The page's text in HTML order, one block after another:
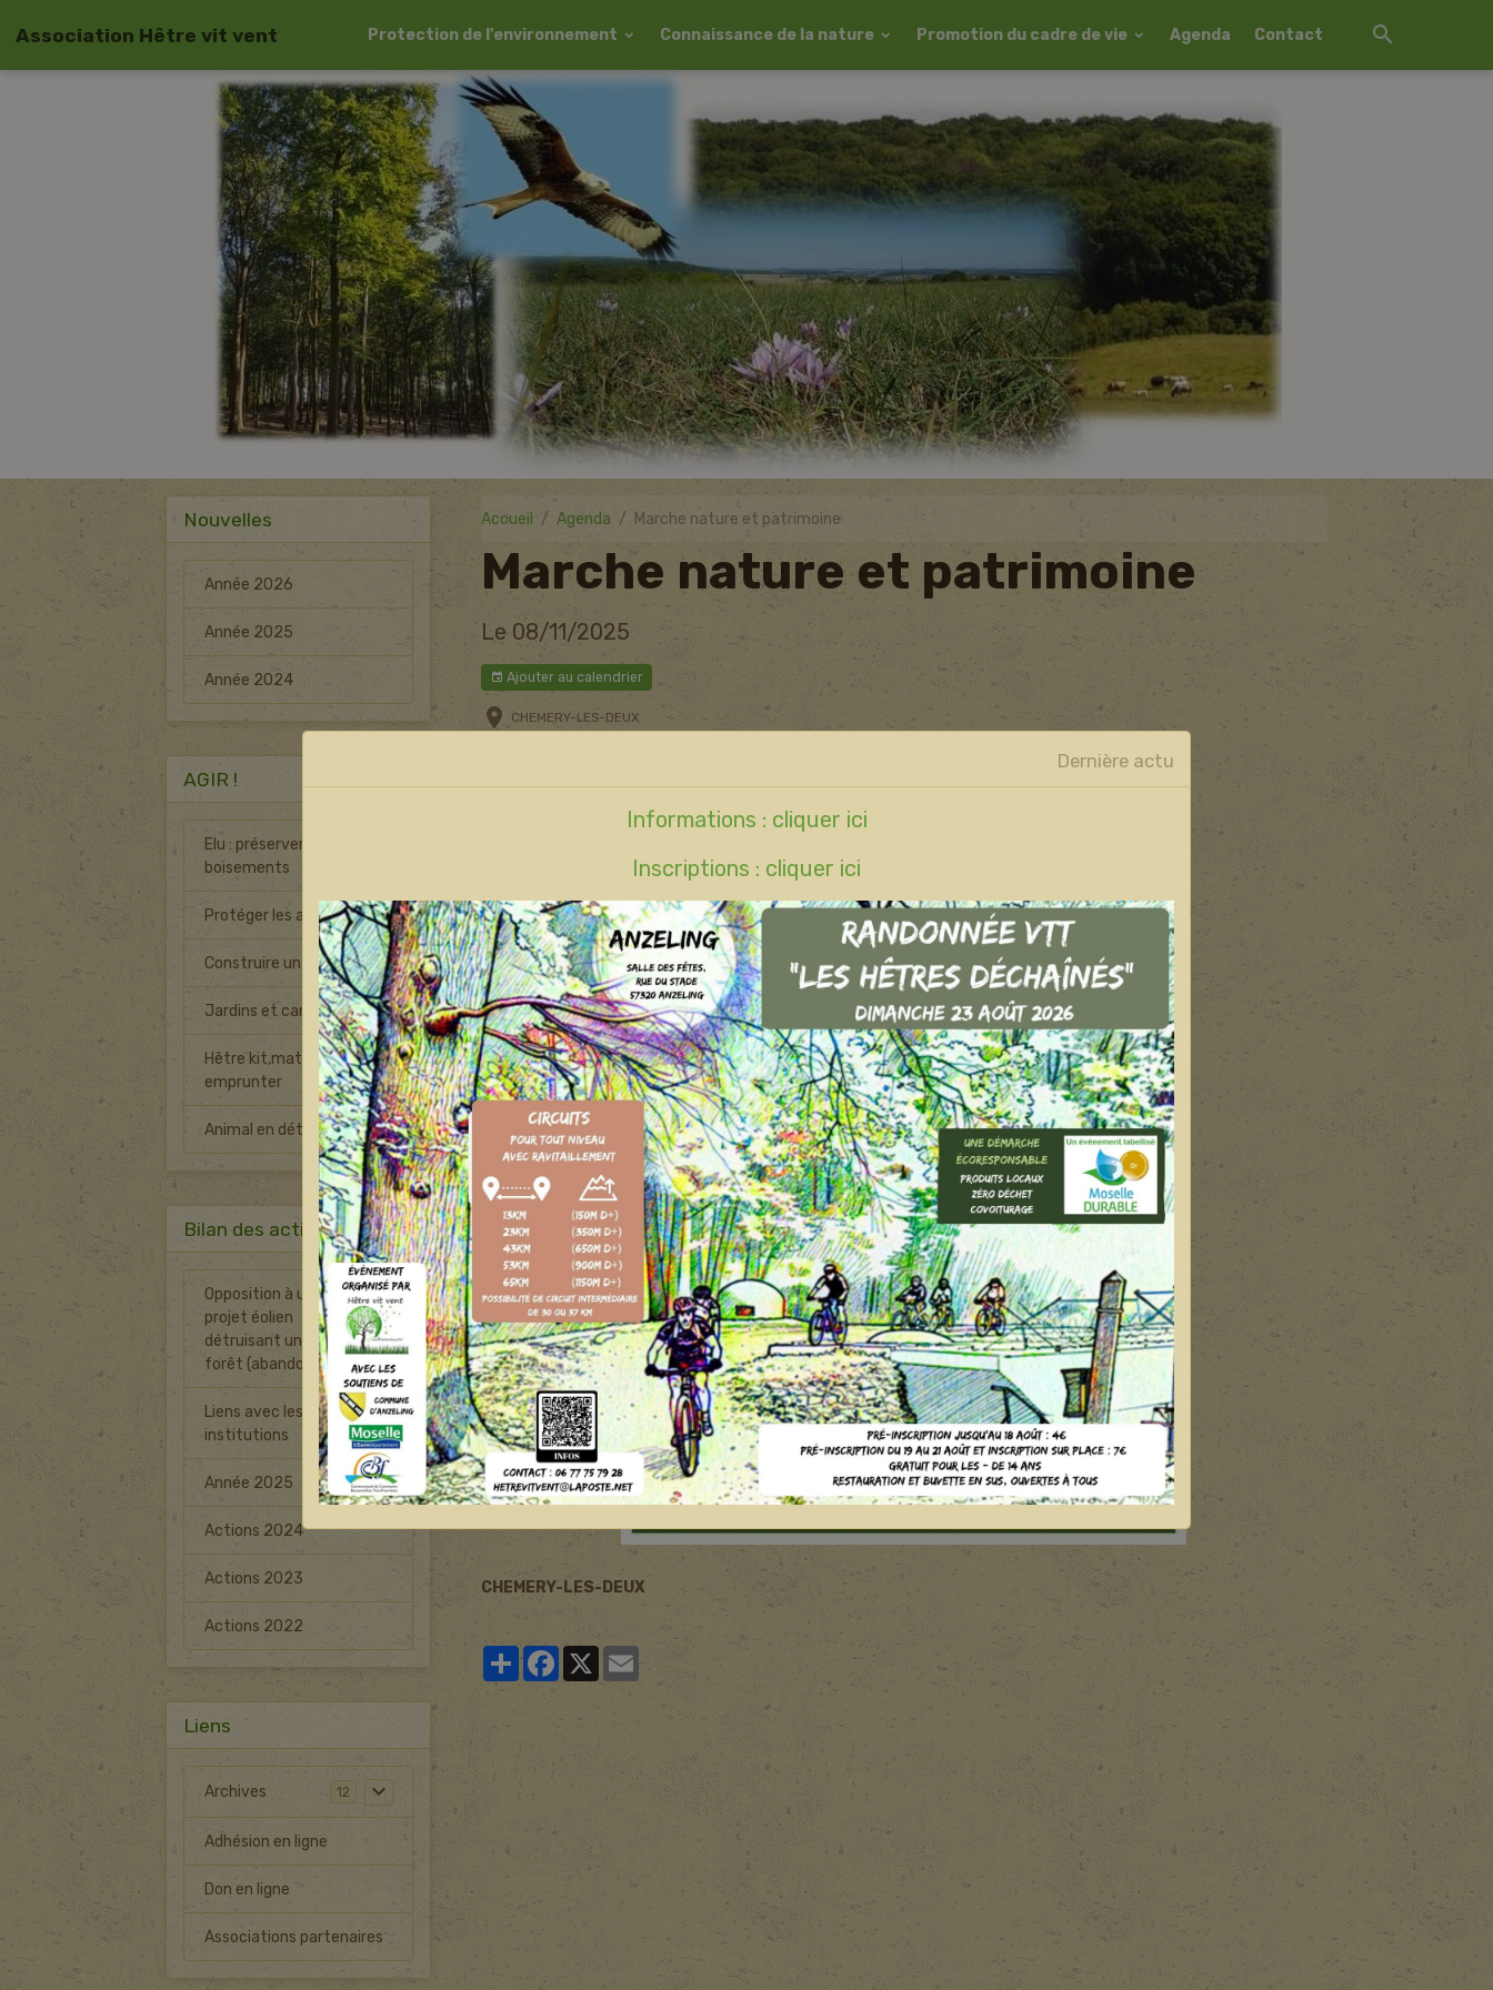
Association Hêtre vit vent Protection de l'environnement Connaissance de la nature Promotion du cadre de vie Agenda Contact
Accueil Agenda Marche nature et patrimoine
Marche nature et patrimoine
Le 08/11/2025
Ajouter au calendrier
CHEMERY-LES-DEUX
CHEMERY-LES-DEUX
PartagerFacebook
X
Nouvelles
Année 2026
Année 2025
Année 2024
AGIR !
Elu : préserver les
boisements
Protéger les arbres
Construire un nichoir
Jardins et canicule
Hêtre kit,matériel à
emprunter
Animal en détresse
Bilan des actions
Opposition à un
projet éolien
détruisant une
forêt (abandonné)
0
Liens avec les
institutions
8
Année 2025
Actions 2024
Actions 2023
Actions 2022
Liens
Archives 12
Adhésion en ligne
Don en ligne
Associations partenaires
Dernière actu
Informations : cliquer ici
Inscriptions : cliquer ici